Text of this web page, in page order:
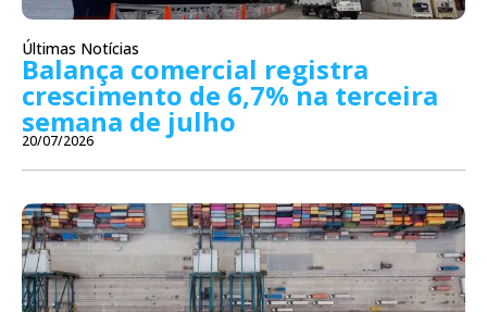
Últimas Notícias
Balança comercial registra
crescimento de 6,7% na terceira
semana de julho
20/07/2026